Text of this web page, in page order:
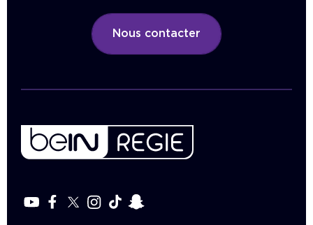
Nous contacter